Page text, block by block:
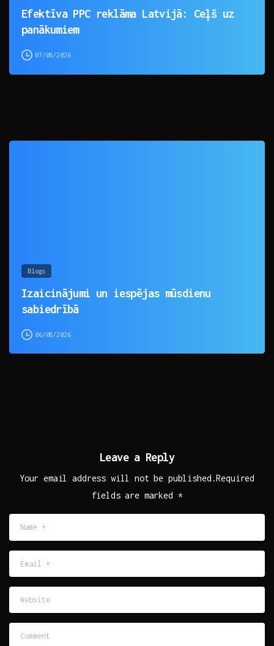
Efektīva PPC reklāma Latvijā: Ceļš uz
panākumiem
07/08/2026
Blogs
Izaicinājumi un iespējas mūsdienu
sabiedrībā
06/08/2026
Leave a Reply
Your email address will not be published.Required
fields are marked *
*
Website